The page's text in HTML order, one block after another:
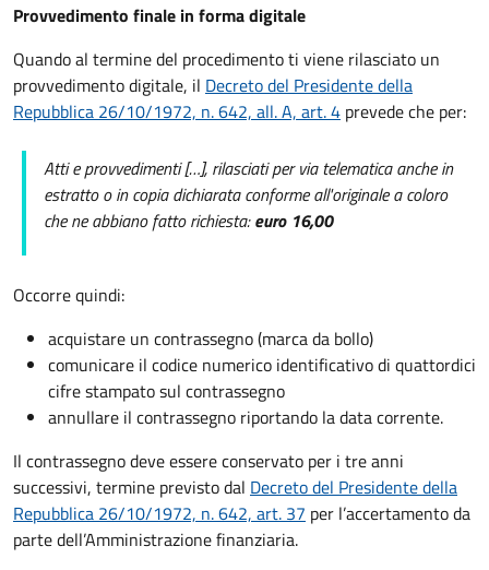
Provvedimento finale in forma digitale
Quando al termine del procedimento ti viene rilasciato un
provvedimento digitale, il Decreto del Presidente della
Repubblica 26/10/1972, n. 642, all. A, art. 4 prevede che per:
Atti e provvedimenti […], rilasciati per via telematica anche in
estratto o in copia dichiarata conforme all'originale a coloro
che ne abbiano fatto richiesta:euro 16,00
Occorre quindi:
acquistare un contrassegno (marca da bollo)
comunicare il codice numerico identificativo di quattordici
cifre stampato sul contrassegno
annullare il contrassegno riportando la data corrente.
Il contrassegno deve essere conservato per i tre anni
successivi, termine previsto dal Decreto del Presidente della
Repubblica 26/10/1972, n. 642, art. 37 per l’accertamento da
parte dell’Amministrazione finanziaria.